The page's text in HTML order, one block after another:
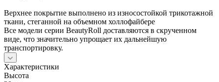
Верхнее покрытие выполнено из износостойкой трикотажной
ткани, стеганной на объемном холлофайбере
Все модели серии BeautyRoll доставляются в скрученном
виде, что значительно упрощает их дальнейшую
транспортировку.
Характеристики
Высота